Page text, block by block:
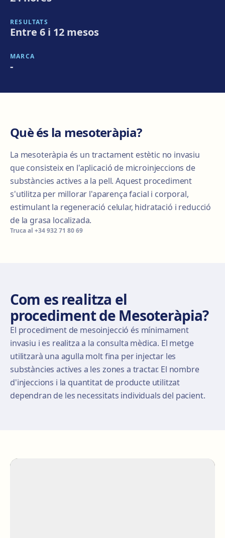
RESULTATS
Entre 6 i 12 mesos
MARCA
-
Què és la mesoteràpia?
La mesoteràpia és un tractament estètic no invasiu
que consisteix en l'aplicació de microinjeccions de
substàncies actives a la pell. Aquest procediment
s'utilitza per millorar l'aparença facial i corporal,
estimulant la regeneració celular, hidratació i reducció
de la grasa localizada.
Truca al +34 932 71 80 69
Com es realitza el
procediment de Mesoteràpia?
El procediment de mesoinjecció és mínimament
invasiu i es realitza a la consulta mèdica. El metge
utilitzarà una agulla molt fina per injectar les
substàncies actives a les zones a tractar. El nombre
d'injeccions i la quantitat de producte utilitzat
dependran de les necessitats individuals del pacient.